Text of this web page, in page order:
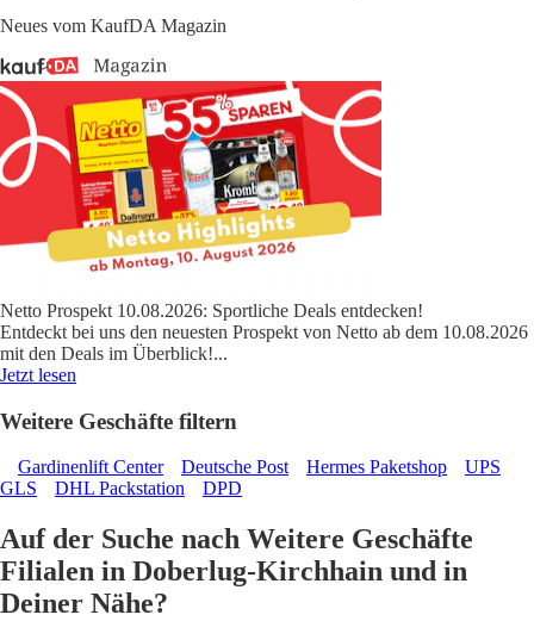
Neues vom KaufDA Magazin
Netto Prospekt 10.08.2026: Sportliche Deals entdecken!
Entdeckt bei uns den neuesten Prospekt von Netto ab dem 10.08.2026
mit den Deals im Überblick!...
Jetzt lesen
Weitere Geschäfte filtern
Gardinenlift Center Deutsche Post Hermes Paketshop
UPS
GLS
DHL Packstation DPD
Auf der Suche nach Weitere Geschäfte
Filialen in Doberlug-Kirchhain und in
Deiner Nähe?